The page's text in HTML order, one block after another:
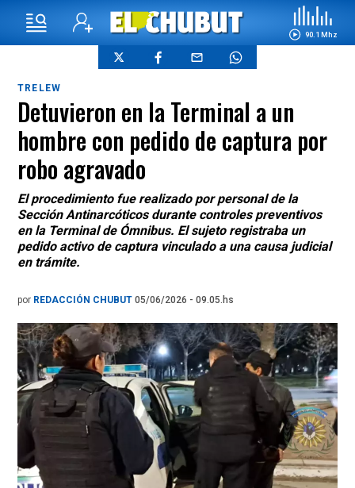
90.1 Mhz
TRELEW
Detuvieron en la Terminal a un
hombre con pedido de captura por
robo agravado
El procedimiento fue realizado por personal de la
Sección Antinarcóticos durante controles preventivos
en la Terminal de Ómnibus. El sujeto registraba un
pedido activo de captura vinculado a una causa judicial
en trámite.
por REDACCIÓN CHUBUT 05/06/2026 - 09.05.hs